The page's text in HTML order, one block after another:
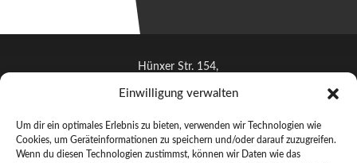
Einwilligung verwalten
Um dir ein optimales Erlebnis zu bieten, verwenden wir Technologien wie
Cookies, um Geräteinformationen zu speichern und/oder darauf zuzugreifen.
Wenn du diesen Technologien zustimmst, können wir Daten wie das
Hünxer Str. 154,
+491712622644